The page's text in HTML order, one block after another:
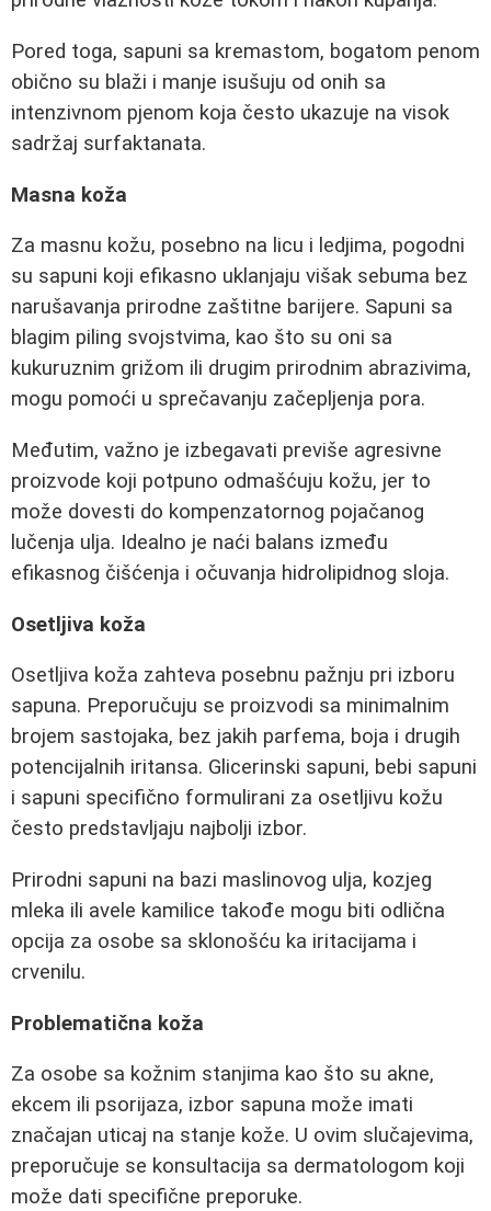
Pored toga, sapuni sa kremastom, bogatom penom
obično su blaži i manje isušuju od onih sa
intenzivnom pjenom koja često ukazuje na visok
sadržaj surfaktanata.
Masna koža
Za masnu kožu, posebno na licu i ledjima, pogodni
su sapuni koji efikasno uklanjaju višak sebuma bez
narušavanja prirodne zaštitne barijere. Sapuni sa
blagim piling svojstvima, kao što su oni sa
kukuruznim grižom ili drugim prirodnim abrazivima,
mogu pomoći u sprečavanju začepljenja pora.
Međutim, važno je izbegavati previše agresivne
proizvode koji potpuno odmašćuju kožu, jer to
može dovesti do kompenzatornog pojačanog
lučenja ulja. Idealno je naći balans između
efikasnog čišćenja i očuvanja hidrolipidnog sloja.
Osetljiva koža
Osetljiva koža zahteva posebnu pažnju pri izboru
sapuna. Preporučuju se proizvodi sa minimalnim
brojem sastojaka, bez jakih parfema, boja i drugih
potencijalnih iritansa. Glicerinski sapuni, bebi sapuni
i sapuni specifično formulirani za osetljivu kožu
često predstavljaju najbolji izbor.
Prirodni sapuni na bazi maslinovog ulja, kozjeg
mleka ili avele kamilice takođe mogu biti odlična
opcija za osobe sa sklonošću ka iritacijama i
crvenilu.
Problematična koža
Za osobe sa kožnim stanjima kao što su akne,
ekcem ili psorijaza, izbor sapuna može imati
značajan uticaj na stanje kože. U ovim slučajevima,
preporučuje se konsultacija sa dermatologom koji
može dati specifične preporuke.